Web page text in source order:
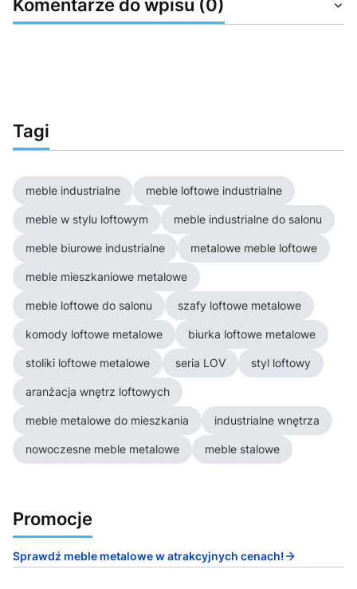
Tagi
meble industrialne meble loftowe industrialne
meble w stylu loftowym meble industrialne do salonu
meble biurowe industrialne metalowe meble loftowe
meble mieszkaniowe metalowe
meble loftowe do salonu szafy loftowe metalowe
komody loftowe metalowe biurka loftowe metalowe
stoliki loftowe metalowe seria LOV styl loftowy
aranżacja wnętrz loftowych
meble metalowe do mieszkania industrialne wnętrza
nowoczesne meble metalowe meble stalowe
Promocje
Sprawdź meble metalowe w atrakcyjnych cenach!